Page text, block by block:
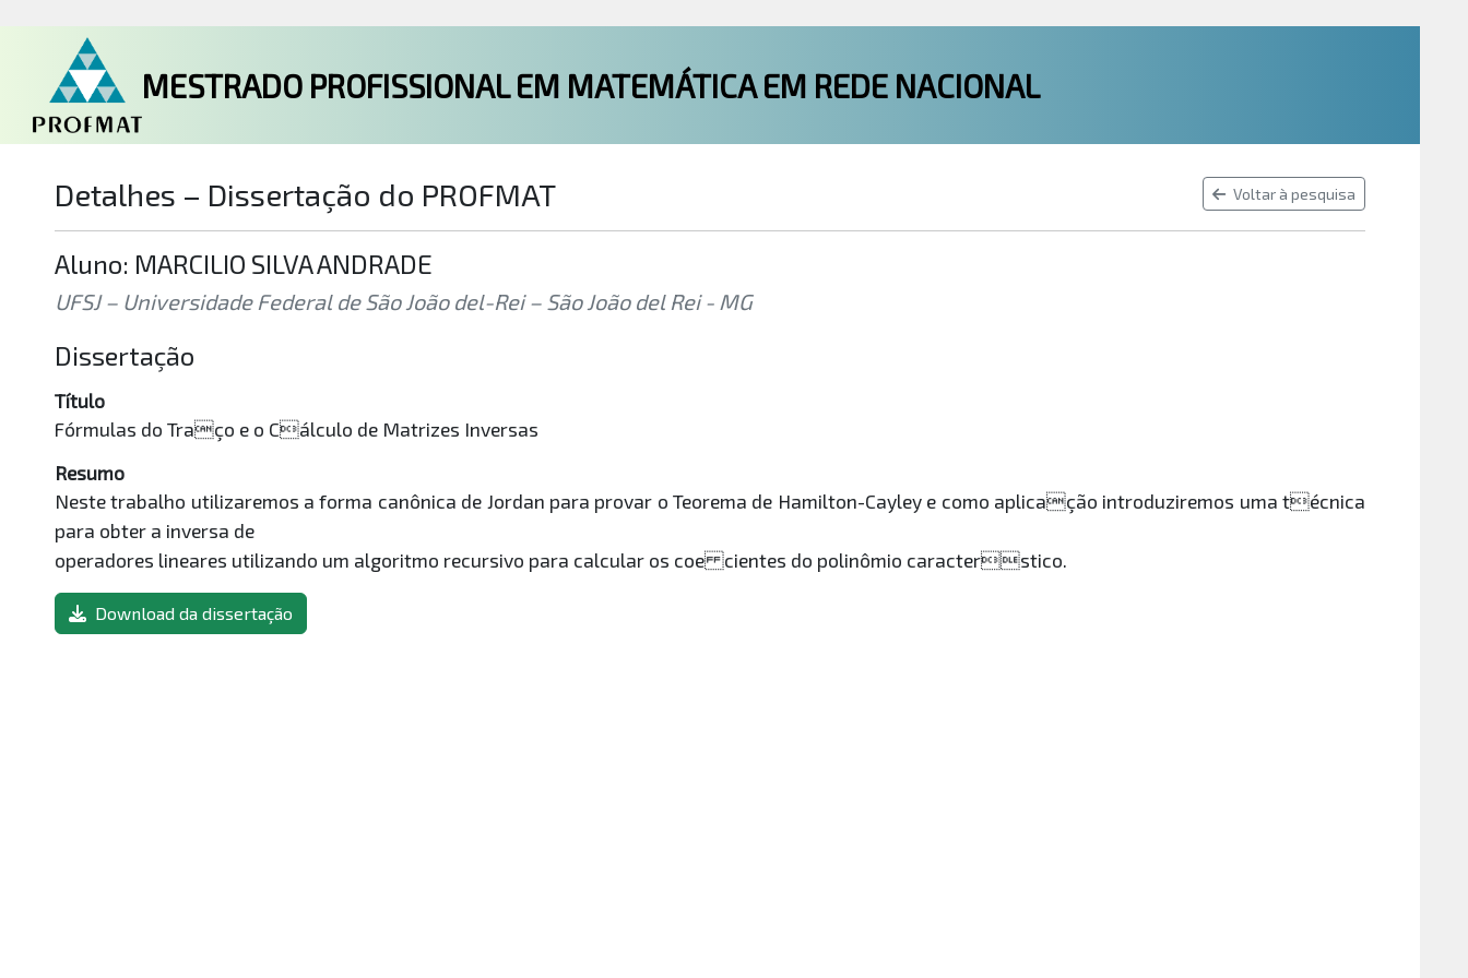
MESTRADO PROFISSIONAL EM MATEMÁTICA EM REDE NACIONAL
Detalhes – Dissertação do PROFMAT Voltar à pesquisa
Aluno: MARCILIO SILVA ANDRADE
UFSJ – Universidade Federal de São João del-Rei – São João del Rei - MG
Dissertação
Título
Fórmulas do Traço e o Cálculo de Matrizes Inversas
Resumo
Neste trabalho utilizaremos a forma canônica de Jordan para provar o Teorema de Hamilton-Cayley e como aplicação introduziremos uma técnica
para obter a inversa de
operadores lineares utilizando um algoritmo recursivo para calcular os coe cientes do polinômio caracterstico.
Download da dissertação